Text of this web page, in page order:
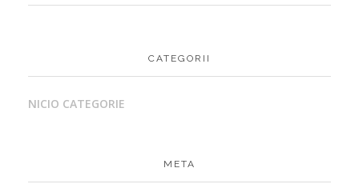
CATEGORII
NICIO CATEGORIE
META